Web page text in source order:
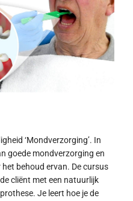
‘Mondverzorging’. In
goede mondverzorging en
behoud ervan. De cursus
cliënt met een natuurlijk
Je leert hoe je de